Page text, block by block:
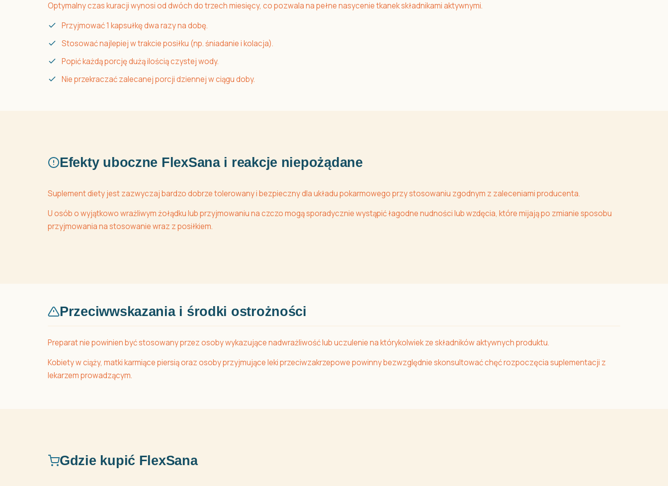
Optymalny czas kuracji wynosi od dwóch do trzech miesięcy, co pozwala na pełne nasycenie tkanek składnikami aktywnymi.
Przyjmować 1 kapsułkę dwa razy na dobę.
Stosować najlepiej w trakcie posiłku (np. śniadanie i kolacja).
Popić każdą porcję dużą ilością czystej wody.
Nie przekraczać zalecanej porcji dziennej w ciągu doby.
Efekty uboczne FlexSana i reakcje niepożądane
Suplement diety jest zazwyczaj bardzo dobrze tolerowany i bezpieczny dla układu pokarmowego przy stosowaniu zgodnym z zaleceniami producenta.
U osób o wyjątkowo wrażliwym żołądku lub przyjmowaniu na czczo mogą sporadycznie wystąpić łagodne nudności lub wzdęcia, które mijają po zmianie sposobu
przyjmowania na stosowanie wraz z posiłkiem.
Przeciwwskazania i środki ostrożności
Preparat nie powinien być stosowany przez osoby wykazujące nadwrażliwość lub uczulenie na którykolwiek ze składników aktywnych produktu.
Kobiety w ciąży, matki karmiące piersią oraz osoby przyjmujące leki przeciwzakrzepowe powinny bezwzględnie skonsultować chęć rozpoczęcia suplementacji z
lekarzem prowadzącym.
Gdzie kupić FlexSana